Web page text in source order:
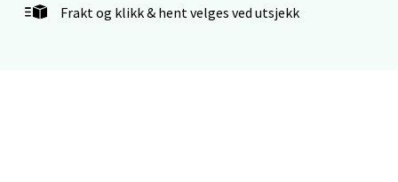
Frakt og klikk & hent velges ved utsjekkVelg